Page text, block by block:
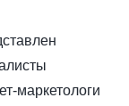
маркетологи